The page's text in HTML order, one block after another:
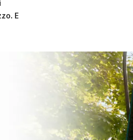
E
è gestito da Plenitude On The Road